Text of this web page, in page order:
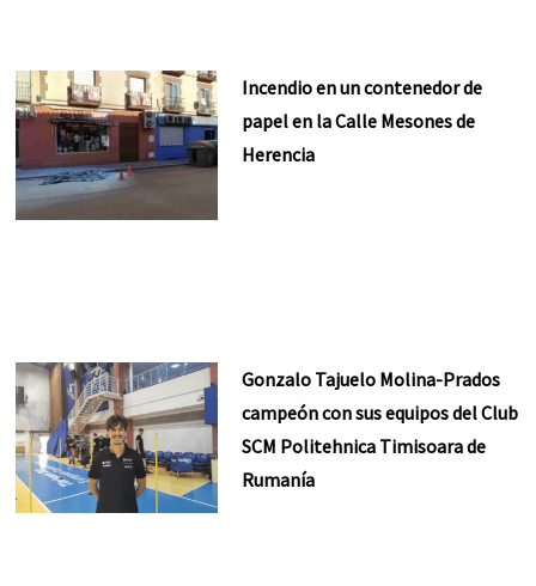
Incendio en un contenedor de
papel en la Calle Mesones de
Herencia
Gonzalo Tajuelo Molina-Prados
campeón con sus equipos del Club
SCM Politehnica Timisoara de
Rumanía